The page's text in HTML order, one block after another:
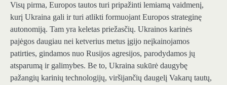
Visų pirma, Europos tautos turi pripažinti lemiamą vaidmenį,
kurį Ukraina gali ir turi atlikti formuojant Europos strateginę
autonomiją. Tam yra keletas priežasčių. Ukrainos karinės
pajėgos daugiau nei ketverius metus įgijo neįkainojamos
patirties, gindamos nuo Rusijos agresijos, parodydamos jų
atsparumą ir galimybes. Be to, Ukraina sukūrė daugybę
pažangių karinių technologijų, viršijančių daugelį Vakarų tautų,